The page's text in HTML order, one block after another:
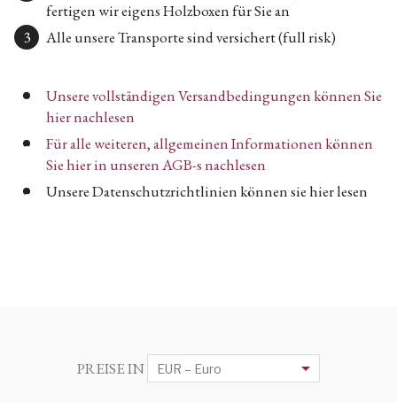
fertigen wir eigens Holzboxen für Sie an
Alle unsere Transporte sind versichert (full risk)
Unsere vollständigen Versandbedingungen können Sie
hier nachlesen
Für alle weiteren, allgemeinen Informationen können
Sie hier in unseren AGB-s nachlesen
Unsere Datenschutzrichtlinien können sie hier lesen
PREISE IN